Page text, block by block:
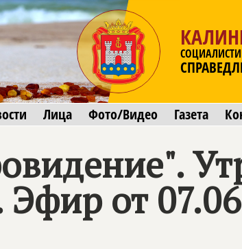
Лица Фото/Видео Газета
от